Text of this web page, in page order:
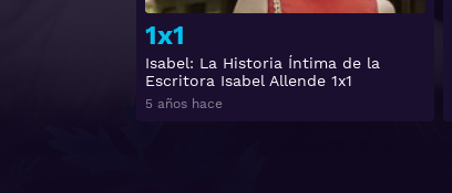
1x1
Isabel: La Historia Íntima de la
Escritora Isabel Allende 1x1
5 años hace